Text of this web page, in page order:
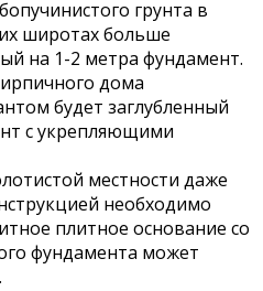
грунта в
широтах больше
на 1-2 метра фундамент.
дома
будет заглубленный
с укрепляющими
местности даже
необходимо
плитное основание со
фундамента может